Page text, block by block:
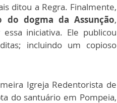
ditou a Regra. Finalmente,
do dogma da Assunção,
iniciativa. Ele publicou
incluindo um copioso
Igreja Redentorista de
do santuário em Pompeia,